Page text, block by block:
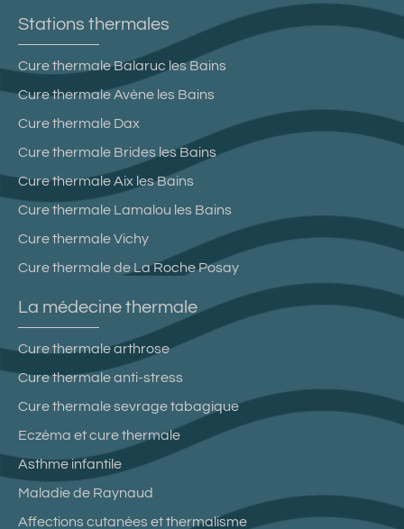
Stations thermales
Cure thermale Balaruc les Bains
Cure thermale Avène les Bains
Cure thermale Dax
Cure thermale Brides les Bains
Cure thermale Aix les Bains
Cure thermale Lamalou les Bains
Cure thermale Vichy
Cure thermale de La Roche Posay
La médecine thermale
Cure thermale arthrose
Cure thermale anti-stress
Cure thermale sevrage tabagique
Eczéma et cure thermale
Asthme infantile
Maladie de Raynaud
Affections cutanées et thermalisme